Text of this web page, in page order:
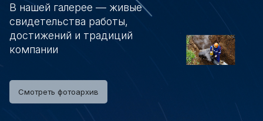
В нашей галерее — живые
свидетельства работы,
достижений и традиций
компании
Смотреть фотоархив